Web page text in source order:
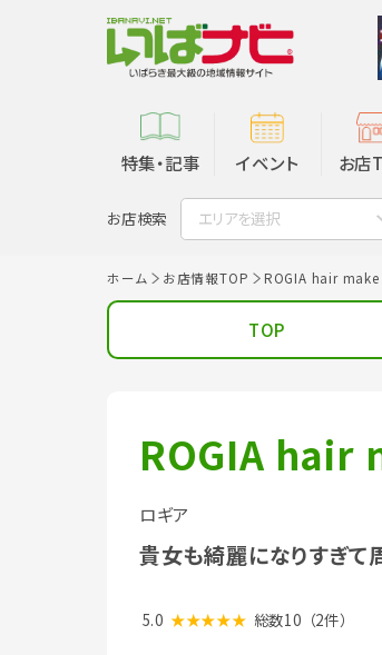
特集・記事 イベント お店
お店検索 エリアを選択
ホーム お店情報TOP ROGIA hair make
TOP
ROGIA hair
ロギア
貴女も綺麗になりすぎて
5.0 ★★★★★ 総数10 （2件）